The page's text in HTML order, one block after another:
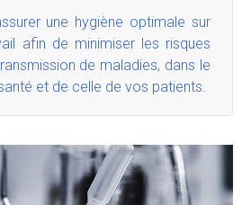
une hygiène optimale sur
afin de minimiser les risques
de maladies, dans le
et de celle de vos patients.